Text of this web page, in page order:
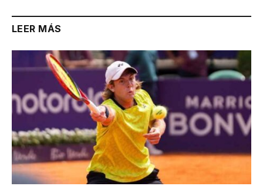
LEER MÁS